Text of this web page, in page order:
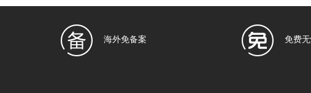
海外免备案 免费